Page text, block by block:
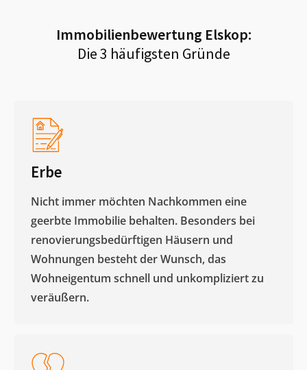
Immobilienbewertung Elskop:
Die 3 häufigsten Gründe
Erbe
Nicht immer möchten Nachkommen eine
geerbte Immobilie behalten. Besonders bei
renovierungsbedürftigen Häusern und
Wohnungen besteht der Wunsch, das
Wohneigentum schnell und unkompliziert zu
veräußern. ​